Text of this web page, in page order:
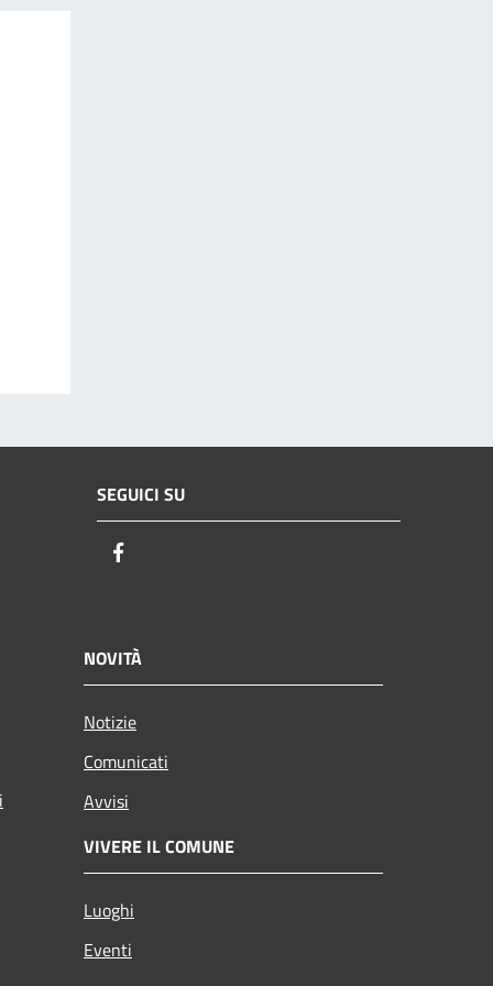
SEGUICI SU
NOVITÀ
Notizie
Comunicati
Avvisi
VIVERE IL COMUNE
Luoghi
Eventi